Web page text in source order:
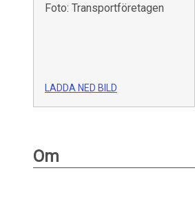
Foto: Transportföretagen
LADDA NED BILD
Om